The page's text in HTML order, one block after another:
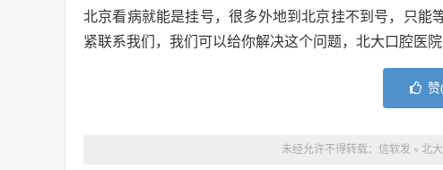
北京看病就能是挂号，很多外地到北京挂不到号，只
紧联系我们，我们可以给你解决这个问题，北大口腔医
赞(
未经允许不得转载： 信软发 » 北